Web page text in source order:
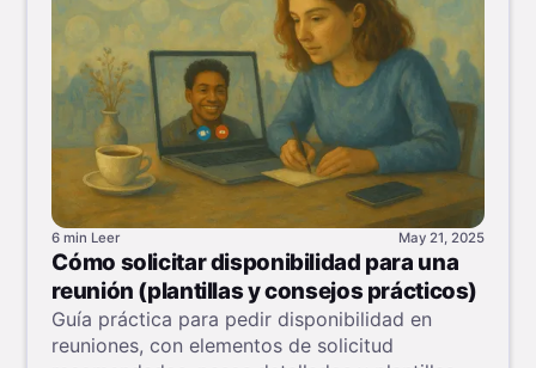
6 min Leer May 21, 2025
Cómo solicitar disponibilidad para una
reunión (plantillas y consejos prácticos)
Guía práctica para pedir disponibilidad en
reuniones, con elementos de solicitud